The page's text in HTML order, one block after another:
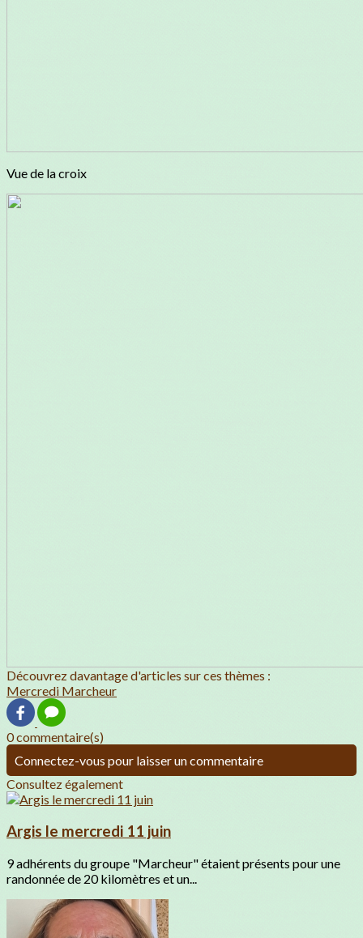
Vue de la croix
Découvrez davantage d'articles sur ces thèmes :
Mercredi Marcheur
0 commentaire(s)
Connectez-vous pour laisser un commentaire
Consultez également
Argis le mercredi 11 juin
9 adhérents du groupe "Marcheur" étaient présents pour une
randonnée de 20 kilomètres et un...